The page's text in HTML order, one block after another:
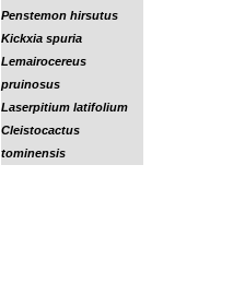
Penstemon hirsutus
Kickxia spuria
Lemairocereus
pruinosus
Laserpitium latifolium
Cleistocactus
tominensis